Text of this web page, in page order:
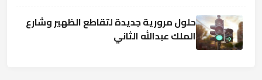
حلول مرورية جديدة لتقاطع الظهير وشارع
الملك عبدالله الثاني